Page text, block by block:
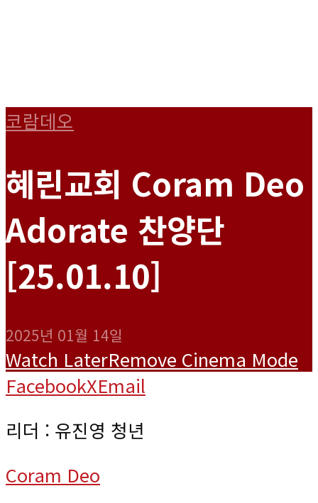
코람데오
혜린교회 Coram Deo
Adorate 찬양단
[25.01.10]
2025년 01월 14일
Watch LaterRemove Cinema Mode
FacebookXEmail
리더 : 유진영 청년
Coram Deo